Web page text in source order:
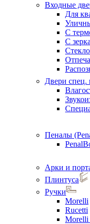
Входные
Для
С
С
Двери спец.
Пеналы
Арки и
Плинтуса
Ручки
Morelli
Rucetti